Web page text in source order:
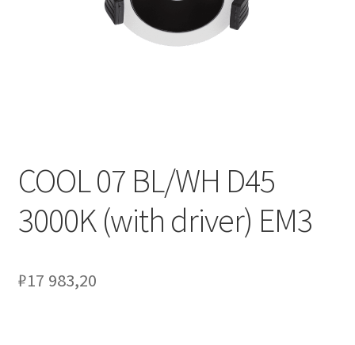
кронштейнов «Opora Engineering»
Отправить заявку
Политика конфиденциальности
COOL 07 BL/WH D45
3000K (with driver) EM3
₽17 983,20